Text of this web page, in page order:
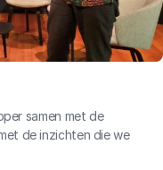
samen met de
de inzichten die we